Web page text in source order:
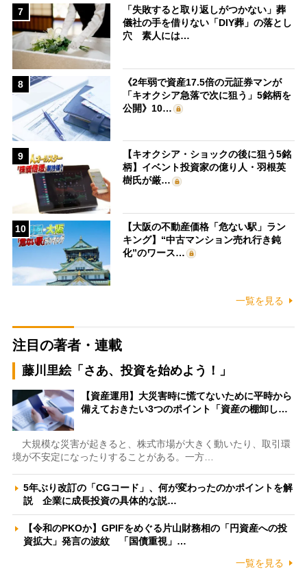
7
「失敗すると取り返しがつかない」葬
儀社の手を借りない「DIY葬」の落とし
穴 素人には…
8
《2年弱で資産17.5倍の元証券マンが
「キオクシア急落で次に狙う」5銘柄を
公開》10…
9
【キオクシア・ショックの後に狙う5銘
柄】イベント投資家の億り人・羽根英
樹氏が厳…
10
【大阪の不動産価格「危ない駅」ラン
キング】“中古マンション売れ行き鈍
化”のワース…
一覧を見る
注目の著者・連載
藤川里絵「さあ、投資を始めよう！」
【資産運用】大災害時に慌てないために平時から
備えておきたい3つのポイント「資産の棚卸し…
大規模な災害が起きると、株式市場が大きく動いたり、取引環
境が不安定になったりすることがある。一方…
5年ぶり改訂の「CGコード」、何が変わったのかポイントを解
説 企業に成長投資の具体的な説…
【令和のPKOか】GPIFをめぐる片山財務相の「円資産への投
資拡大」発言の波紋 「国債重視」…
一覧を見る